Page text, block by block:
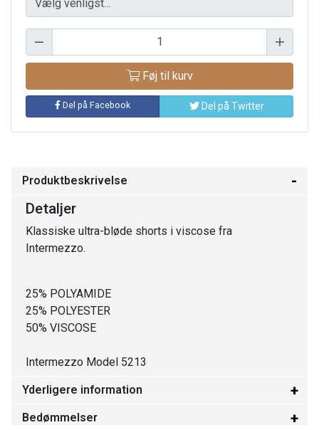
Føj til kurv
Del på Facebook Del på Twitter
Produktbeskrivelse
Detaljer
Klassiske ultra-bløde shorts i viscose fra
Intermezzo.
25% POLYAMIDE
25% POLYESTER
50% VISCOSE
Intermezzo Model 5213
Yderligere information
Bedømmelser